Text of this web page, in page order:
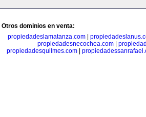
Otros dominios en venta:
propiedadeslamatanza.com|
propiedadesnecochea.com
propiedadesquilmes.com|